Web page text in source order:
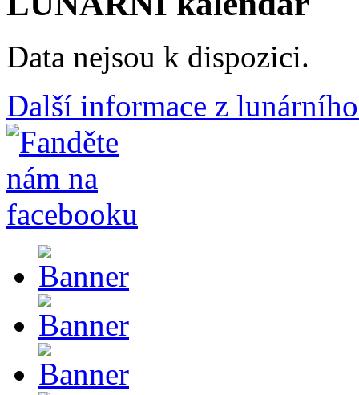
Data nejsou k dispozici.
Další informace z